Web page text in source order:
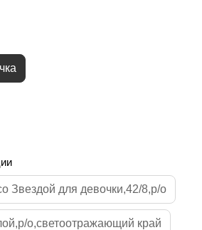
Звездой для девочки,42/8,р/о
о,светоотражающий край